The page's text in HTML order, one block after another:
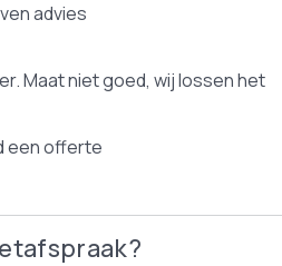
advies
Maat niet goed, wij lossen het
een offerte